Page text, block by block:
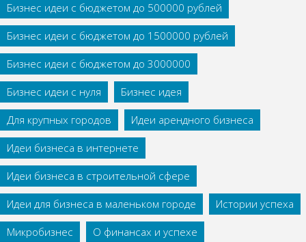
Бизнес идеи с бюджетом до 500000 рублей
Бизнес идеи с бюджетом до 1500000 рублей
Бизнес идеи с бюджетом до 3000000
Бизнес идеи с нуля
Бизнес идея
Для крупных городов
Идеи арендного бизнеса
Идеи бизнеса в интернете
Идеи бизнеса в строительной сфере
Идеи для бизнеса в маленьком городе
Истории успеха
Микробизнес
О финансах и успехе